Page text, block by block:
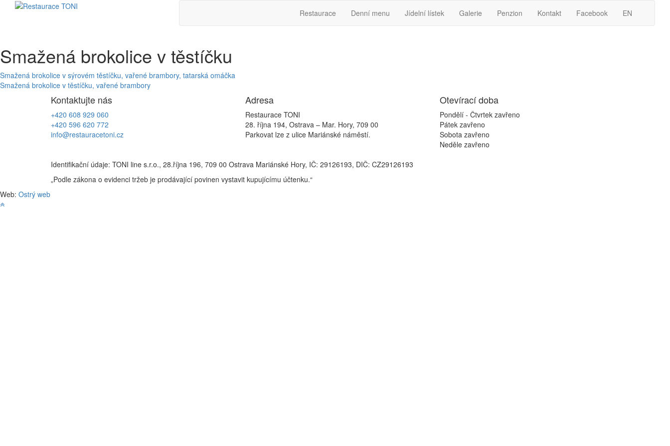
Restaurace Denní menu Jídelní lístek Galerie Penzion Kontakt Facebook EN
Smažená brokolice v těstíčku
Navigace
pro
příspěvek
Smažená brokolice v sýrovém těstíčku, vařené brambory, tatarská omáčka
Smažená brokolice v těstíčku, vařené brambory
Kontaktujte nás
+420 608 929 060
+420 596 620 772
info@restauracetoni.cz
Adresa
Restaurace TONI
28. října 194, Ostrava – Mar. Hory, 709 00
Parkovat lze z ulice Mariánské náměstí.
Otevírací doba
Pondělí - Čtvrtek zavřeno
Pátek zavřeno
Sobota zavřeno
Neděle zavřeno
Identifikační údaje: TONI line s.r.o., 28.října 196, 709 00 Ostrava Mariánské Hory, IČ: 29126193, DIČ: CZ29126193
„Podle zákona o evidenci tržeb je prodávající povinen vystavit kupujícímu účtenku.“
Web: Ostrý web